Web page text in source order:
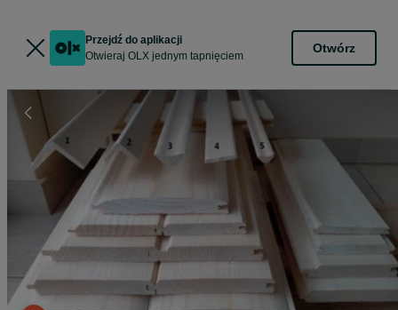
Przejdź do aplikacji
Otwieraj OLX jednym tapnięciem
Otwórz